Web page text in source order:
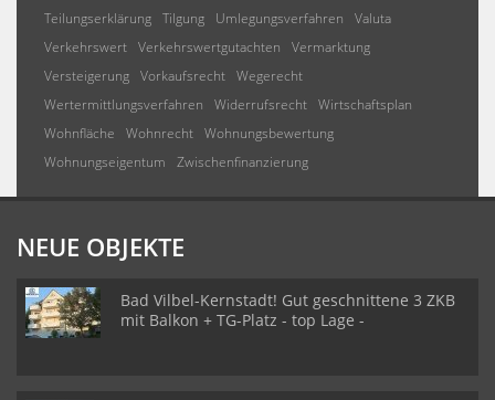
Teilungserklärung Tilgung Umlegungsverfahren
Valuta
Verkehrswert Verkehrswertgutachten
Vermarktung
Versteigerung Vorkaufsrecht Wegerecht
Wertermittlungsverfahren
Widerrufsrecht Wirtschaftsplan
Wohnfläche
Wohnrecht Wohnungsbewertung
Wohnungseigentum
Zwischenfinanzierung
NEUE OBJEKTE
Bad Vilbel-Kernstadt! Gut geschnittene 3 ZKB
mit Balkon + TG-Platz - top Lage -